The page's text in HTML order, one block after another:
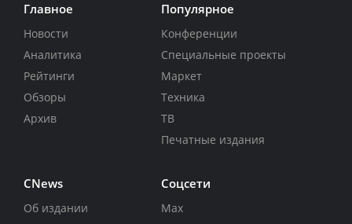
Главное
Новости
Аналитика
Рейтинги
Обзоры
Архив
Популярное
Конференции
Специальные проекты
Маркет
Техника
ТВ
Печатные издания
CNews
Об издании
Соцсети
Max